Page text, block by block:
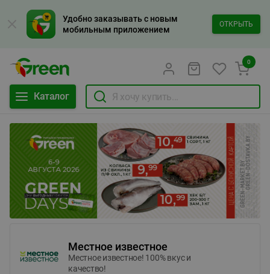
Удобно заказывать с новым
мобильным приложением
ОТКРЫТЬ
Каталог
0
Местное известное
Местное известное! 100% вкус и
качество!